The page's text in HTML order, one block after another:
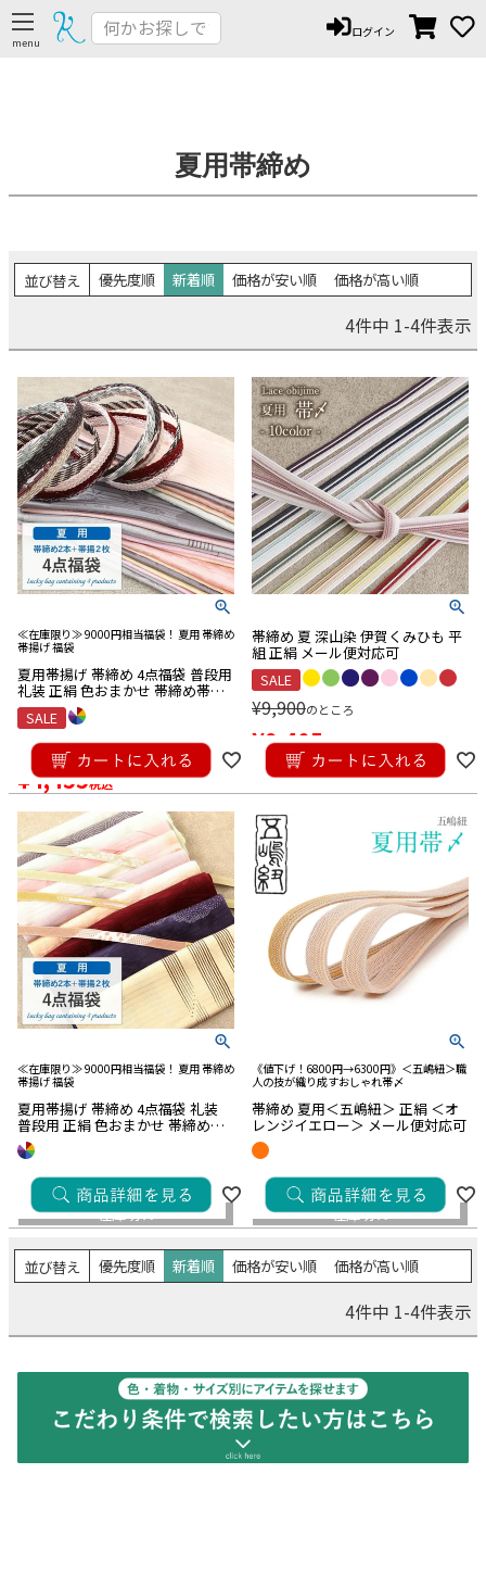
ログイン
夏用帯締め
並び替え 優先度順 新着順 価格が安い順 価格が高い順
4件中 1-4件表示
≪在庫限り≫ 9000円相当福袋！ 夏用 帯締め
帯揚げ 福袋
夏用帯揚げ 帯締め 4点福袋 普段用
礼装 正絹 色おまかせ 帯締め帯揚
げセット 帯〆 おびじめ おびあげ
ふくぶくろ 福袋 帯揚 セット メー
ル便対応可
SALE
4,950のところ
¥4,455税込
帯締め 夏 深山染 伊賀くみひも 平
組 正絹 メール便対応可
SALE
¥9,900のところ
¥9,405税込
≪在庫限り≫ 9000円相当福袋！ 夏用 帯締め
帯揚げ 福袋
夏用帯揚げ 帯締め 4点福袋 礼装
普段用 正絹 色おまかせ 帯締め帯
揚げセット 帯〆 おびじめ おびあ
げ ふくぶくろ 福袋 帯揚 セット メ
ール便対応可
4,950税込
在庫切れ
《値下げ！6800円→6300円》＜五嶋紐＞職
人の技が織り成すおしゃれ帯〆
帯締め 夏用＜五嶋紐＞ 正絹 ＜オ
レンジイエロー＞ メール便対応可
6,930税込
在庫切れ
並び替え 優先度順 新着順 価格が安い順 価格が高い順
4件中 1-4件表示
キーワード
こだわり条件
■注目ワード
セール
■合わせる着物から探す
黒留袖・色留袖 訪問着
色無地・江戸小紋
振袖 卒業袴
普段着きもの
ゆかた
夏着物
■カラーから探す
■Red ■Wine ■Orange ■Yellow
■Green ■Khaki Blue ■Navy ■Purple
■Pink ■ Beige ■ Gray ■Brown ■Gold
■Silver White
■草履のサイズから探す
Sサイズ（-23.0cm）
Mサイズ（22.5cm-24.0cm）
Lサイズ（23.5cm-25.0cm）
LLサイズ（24.5cm-）
在庫なし商品
在庫なし商品を表示しない
価格
〜
検索